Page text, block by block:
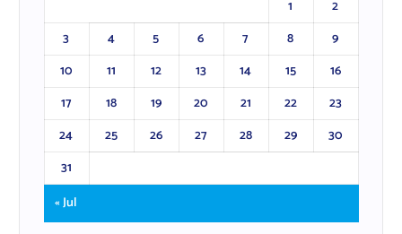
1
2
3
4 5 6 7 8
9
10
11 12 13 14 15
16
17
18 19 20 21 22
23
24
25 26 27 28 29
30
31
« Jul